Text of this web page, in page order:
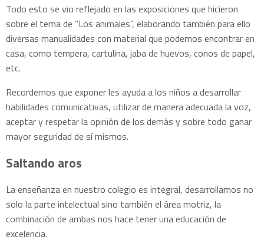
Todo esto se vio reflejado en las exposiciones que hicieron
sobre el tema de “Los animales”, elaborando también para ello
diversas manualidades con material que podemos encontrar en
casa, como tempera, cartulina, jaba de huevos, conos de papel,
etc.
Recordemos que exponer les ayuda a los niños a desarrollar
habilidades comunicativas, utilizar de manera adecuada la voz,
aceptar y respetar la opinión de los demás y sobre todo ganar
mayor seguridad de sí mismos.
Saltando aros
La enseñanza en nuestro colegio es integral, desarrollamos no
solo la parte intelectual sino también el área motriz, la
combinación de ambas nos hace tener una educación de
excelencia.